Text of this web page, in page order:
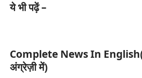
ये भी पढ़ें –
Complete News In
अंग्रेज़ी में)